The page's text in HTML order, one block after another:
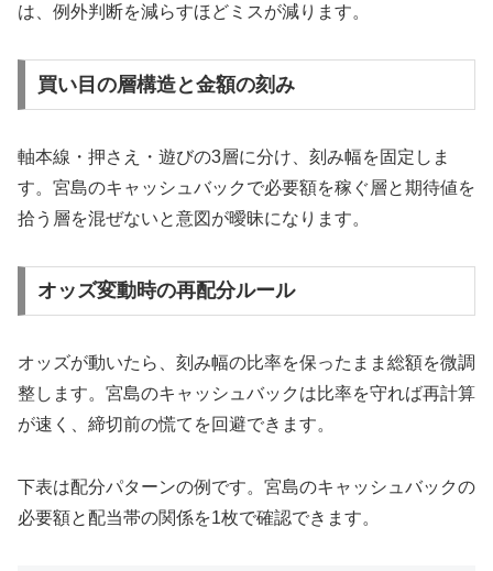
は、例外判断を減らすほどミスが減ります。
買い目の層構造と金額の刻み
軸本線・押さえ・遊びの3層に分け、刻み幅を固定しま
す。宮島のキャッシュバックで必要額を稼ぐ層と期待値を
拾う層を混ぜないと意図が曖昧になります。
オッズ変動時の再配分ルール
オッズが動いたら、刻み幅の比率を保ったまま総額を微調
整します。宮島のキャッシュバックは比率を守れば再計算
が速く、締切前の慌てを回避できます。
下表は配分パターンの例です。宮島のキャッシュバックの
必要額と配当帯の関係を1枚で確認できます。